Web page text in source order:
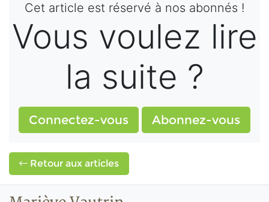
Cet article est réservé à nos abonnés !
Vous voulez lire
la suite ?
Connectez-vous Abonnez-vous
Retour aux articles